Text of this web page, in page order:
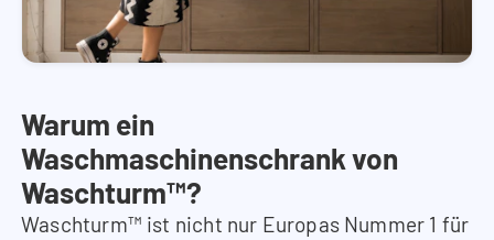
Warum ein
Waschmaschinenschrank von
Waschturm™?
Waschturm™ ist nicht nur Europas Nummer 1 für